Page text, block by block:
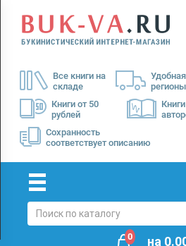
Все книги на
складе
регионы
Книги от 50
рублей
Сохранность
соответствует описанию
Menu
Доставка
Оплата
0 на